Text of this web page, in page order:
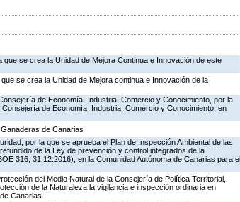
se crea la Unidad de Mejora Continua e Innovación de este
se crea la Unidad de Mejora continua e Innovación de la
de Economía, Industria, Comercio y Conocimiento, por la
de Economía, Industria, Comercio y Conocimiento, en
de Canarias
por la que se aprueba el Plan de Inspección Ambiental de las
de la Ley de prevención y control integrados de la
316, 31.12.2016), en la Comunidad Autónoma de Canarias para el
del Medio Natural de la Consejería de Política Territorial,
de la Naturaleza la vigilancia e inspección ordinaria en
Canarias